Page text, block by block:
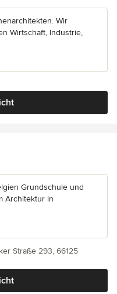
Wir
Wirtschaft, Industrie,
Grundschule und
Architektur in
Straße 293, 66125